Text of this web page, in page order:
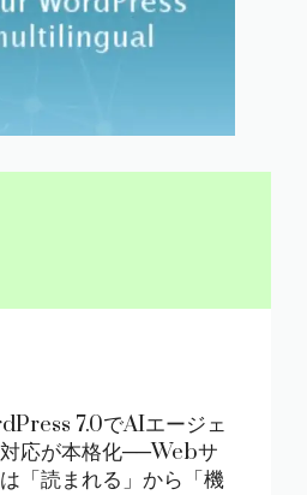
7.0でAIエージェ
応が本格化──Webサ
「読まれる」から「機